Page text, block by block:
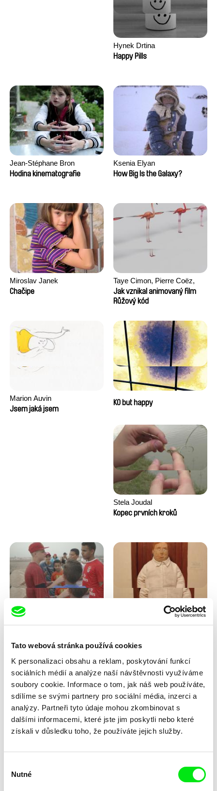
Tato webová stránka používá cookies
K personalizaci obsahu a reklam, poskytování funkcí
sociálních médií a analýze naší návštěvnosti využíváme
soubory cookie. Informace o tom, jak náš web používáte,
sdílíme se svými partnery pro sociální média, inzerci a
analýzy. Partneři tyto údaje mohou zkombinovat s
dalšími informacemi, které jste jim poskytli nebo které
získali v důsledku toho, že používáte jejich služby.
souhlasu
Nutné
Hynek Drtina
Happy Pills
Jean-Stéphane Bron
Hodina kinematografie
Ksenia Elyan
How Big Is the Galaxy?
Miroslav Janek
Chačipe
Taye Cimon, Pierre Coëz,
Julie Groux, Sandra Leydier,
Manuarii Morel, Romain
Jak vznikal animovaný film
Růžový kód
Marion Auvin
Jsem jaká jsem
KO but happy
Stela Joudal
Kopec prvních kroků
Tomáš Bojar, Rozálie
Trinidad Plass Caussade,
Brownem